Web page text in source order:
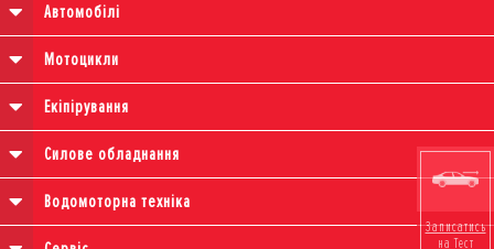
Автомобілі
Мотоцикли
Екіпірування
Силове обладнання
Водомоторна техніка
Записатись
на Тест